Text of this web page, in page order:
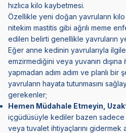
hızlıca kilo kaybetmesi.
Özellikle yeni doğan yavruların kilo
nitekim mastitis gibi ağrılı meme
edilen belirti genellikle yavruların
Eğer anne kedinin yavrularıyla
emzirmediğini veya yuvanın
yapmadan adım adım ve planlı
yavruların hayata tutunmasını
gerekenler;
Hemen Müdahale Etmeyin,
içgüdüsüyle kediler bazen
veya tuvalet ihtiyaçlarını gidermek